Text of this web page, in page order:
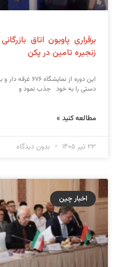
برقراری پاویون اتاق
زنجیره تامین در پکن
دستی را به خود جذب نمود و
مطالعه کنید »
۲۳ تیر ۱۴۰۵ بدون دیدگاه
اخبار چین